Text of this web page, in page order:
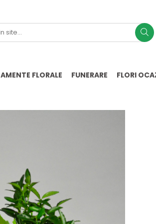
FLORALE FUNERARE FLORI